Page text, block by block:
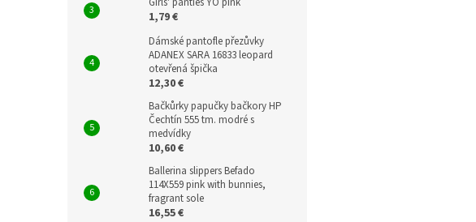
1,79 €
Dámské pantofle přezůvky
ADANEX SARA 16833 leopard
otevřená špička
12,30 €
Bačkůrky papučky bačkory HP
Čechtín 555 tm. modré s
medvídky
10,60 €
Ballerina slippers Befado
114X559 pink with bunnies,
fragrant sole
16,55 €